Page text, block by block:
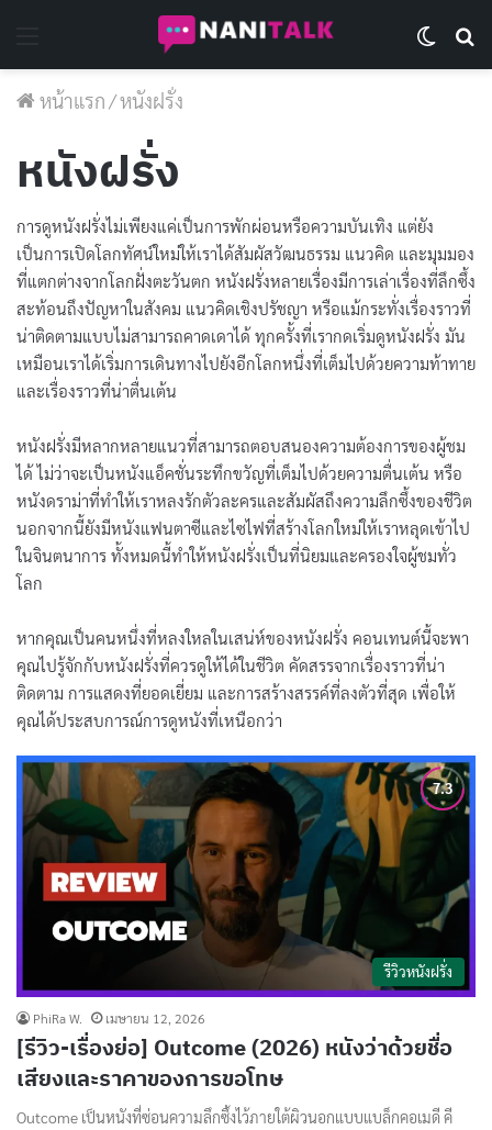
หน้าแรก/หนังฝรั่ง
หนังฝรั่ง
การดูหนังฝรั่งไม่เพียงแค่เป็นการพักผ่อนหรือความบันเทิง แต่ยัง
เป็นการเปิดโลกทัศน์ใหม่ให้เราได้สัมผัสวัฒนธรรม แนวคิด และมุมมอง
ที่แตกต่างจากโลกฝั่งตะวันตก หนังฝรั่งหลายเรื่องมีการเล่าเรื่องที่ลึกซึ้ง
สะท้อนถึงปัญหาในสังคม แนวคิดเชิงปรัชญา หรือแม้กระทั่งเรื่องราวที่
น่าติดตามแบบไม่สามารถคาดเดาได้ ทุกครั้งที่เรากดเริ่มดูหนังฝรั่ง มัน
เหมือนเราได้เริ่มการเดินทางไปยังอีกโลกหนึ่งที่เต็มไปด้วยความท้าทาย
และเรื่องราวที่น่าตื่นเต้น
หนังฝรั่งมีหลากหลายแนวที่สามารถตอบสนองความต้องการของผู้ชม
ได้ ไม่ว่าจะเป็นหนังแอ็คชั่นระทึกขวัญที่เต็มไปด้วยความตื่นเต้น หรือ
หนังดราม่าที่ทำให้เราหลงรักตัวละครและสัมผัสถึงความลึกซึ้งของชีวิต
นอกจากนี้ยังมีหนังแฟนตาซีและไซไฟที่สร้างโลกใหม่ให้เราหลุดเข้าไป
ในจินตนาการ ทั้งหมดนี้ทำให้หนังฝรั่งเป็นที่นิยมและครองใจผู้ชมทั่ว
โลก
หากคุณเป็นคนหนึ่งที่หลงใหลในเสน่ห์ของหนังฝรั่ง คอนเทนต์นี้จะพา
คุณไปรู้จักกับหนังฝรั่งที่ควรดูให้ได้ในชีวิต คัดสรรจากเรื่องราวที่น่า
ติดตาม การแสดงที่ยอดเยี่ยม และการสร้างสรรค์ที่ลงตัวที่สุด เพื่อให้
คุณได้ประสบการณ์การดูหนังที่เหนือกว่า
รีวิวหนังฝรั่ง
PhiRa W. เมษายน 12, 2026
[รีวิว-เรื่องย่อ] Outcome (2026) หนังว่าด้วยชื่อ
เสียงและราคาของการขอโทษ
Outcome เป็นหนังที่ซ่อนความลึกซึ้งไว้ภายใต้ผิวนอกแบบแบล็กคอเมดี คี